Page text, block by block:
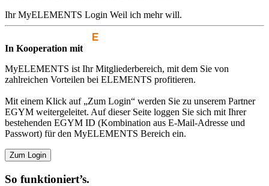
Ihr MyELEMENTS Login Weil ich mehr will.
In Kooperation mit
MyELEMENTS ist Ihr Mitgliederbereich, mit dem Sie von
zahlreichen Vorteilen bei ELEMENTS profitieren.
Mit einem Klick auf „Zum Login“ werden Sie zu unserem Partner
EGYM weitergeleitet. Auf dieser Seite loggen Sie sich mit Ihrer
bestehenden EGYM ID (Kombination aus E-Mail-Adresse und
Passwort) für den MyELEMENTS Bereich ein.
Zum Login
So funktioniert’s.